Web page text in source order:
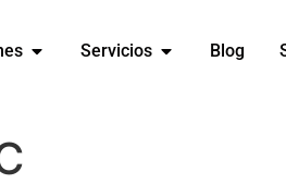
Servicios Blog